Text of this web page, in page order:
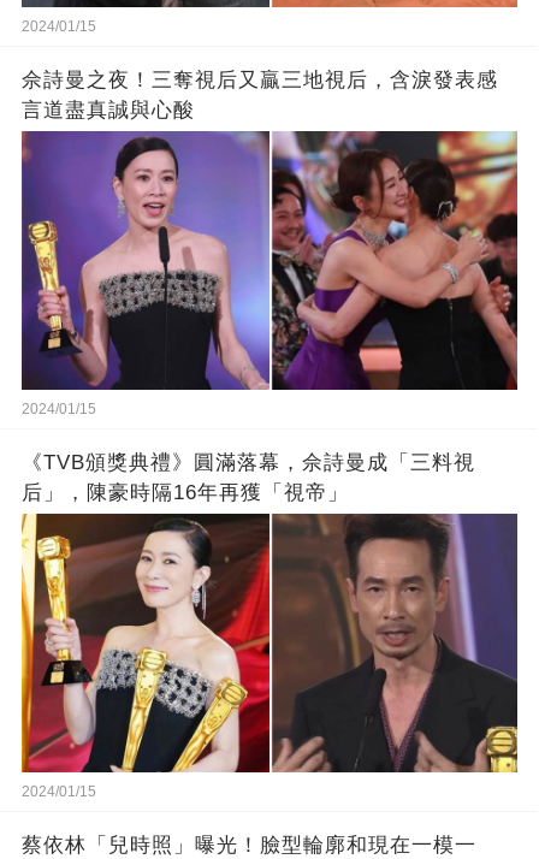
2024/01/15
佘詩曼之夜！三奪視后又贏三地視后，含淚發表感
言道盡真誠與心酸
2024/01/15
《TVB頒獎典禮》圓滿落幕，佘詩曼成「三料視
后」，陳豪時隔16年再獲「視帝」
2024/01/15
蔡依林「兒時照」曝光！臉型輪廓和現在一模一